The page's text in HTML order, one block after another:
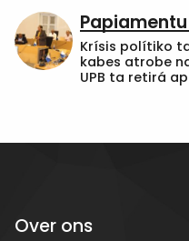
Krísis polítiko
kabes atrobe
UPB ta retirá
Over ons